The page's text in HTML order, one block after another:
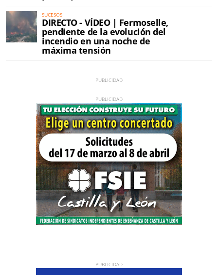
SUCESOS
DIRECTO - VÍDEO | Fermoselle,
pendiente de la evolución del
incendio en una noche de
máxima tensión